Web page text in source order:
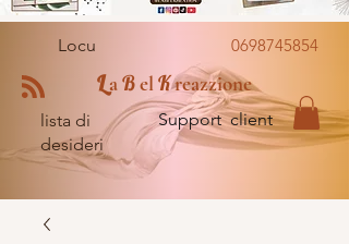
Locu 0698745854
LaBel Kreazzione
lista di
desideri
Support client